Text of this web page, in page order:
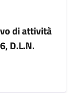
di attività
D.L.N.